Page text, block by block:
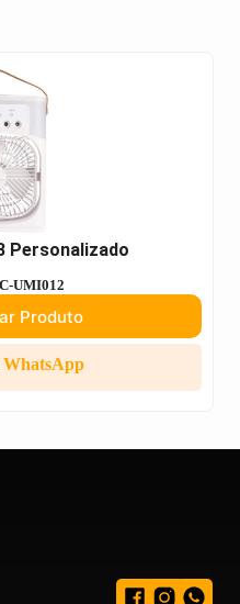
Personalizado
UMI012
Produto